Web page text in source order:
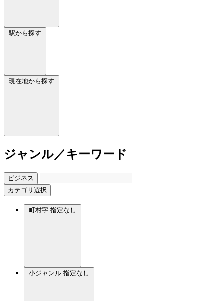
駅から探す
現在地から探す
ジャンル／キーワード
ビジネス
カテゴリ選択
町村字 指定なし
小ジャンル 指定なし